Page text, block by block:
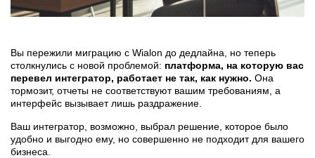
Вы пережили миграцию с Wialon до дедлайна, но теперь
столкнулись с новой проблемой: платформа, на которую вас
перевел интегратор, работает не так, как нужно. Она
тормозит, отчеты не соответствуют вашим требованиям, а
интерфейс вызывает лишь раздражение.
Ваш интегратор, возможно, выбрал решение, которое было
удобно и выгодно ему, но совершенно не подходит для вашего
бизнеса.